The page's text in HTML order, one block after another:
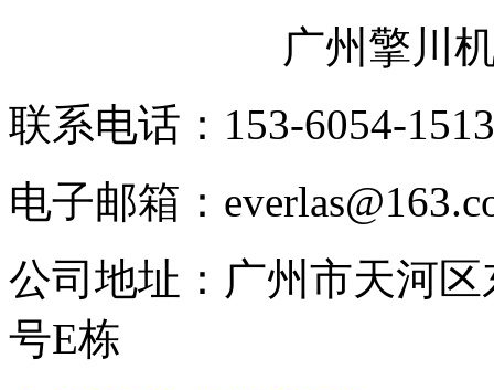
广州擎川
联系电话：153-6054-1513
电子邮箱：
公司地址：广州市天河
号E栋